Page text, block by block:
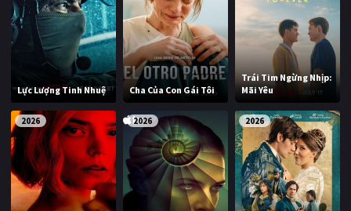
Lực Lượng Tinh Nhuệ Cha Của Con Gái Tôi
Trái Tim Ngừng Nhịp:
Mãi Yêu
2026 2026 2026